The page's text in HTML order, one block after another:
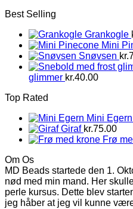
Best Selling
Grankogle
Mini
Snøvsen kr.
glimmer kr.40.00
Top Rated
Mini Egern
Giraf kr.75.00
Frø
Om Os
MD Beads startede den 1.
nød med min mand. Her
perle kursus. Dette blev
jeg håber at jeg vil kunne